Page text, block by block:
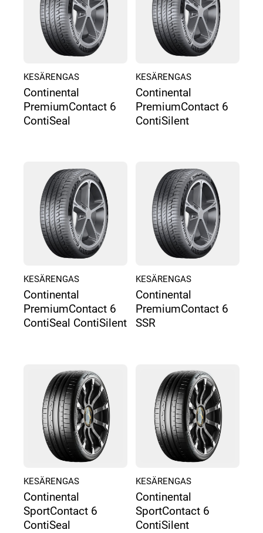
KESÄRENGAS
Continental
PremiumContact 6
ContiSeal
KESÄRENGAS
Continental
PremiumContact 6
ContiSilent
KESÄRENGAS
Continental
PremiumContact 6
ContiSeal ContiSilent
KESÄRENGAS
Continental
PremiumContact 6
SSR
KESÄRENGAS
Continental
SportContact 6
ContiSeal
KESÄRENGAS
Continental
SportContact 6
ContiSilent